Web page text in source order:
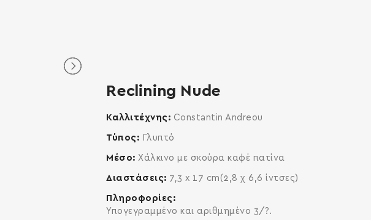
Reclining Nude
Καλλιτέχνης Constantin Andreou
Τύπος Γλυπτό
Μέσο Χάλκινο με σκούρα καφέ πατίνα
Διαστάσεις 7,3 x 17 cm(2,8 χ 6,6 ίντσες)
Πληροφορίες
Υπογεγραμμένο και αριθμημένο 3/?.